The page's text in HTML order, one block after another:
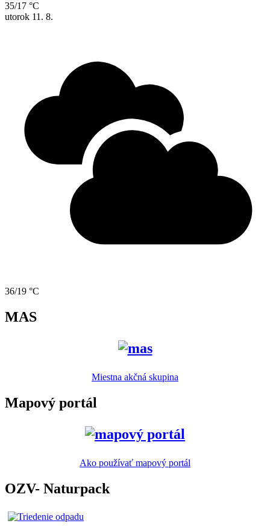
35/17 °C
utorok 11. 8.
36/19 °C
MAS
Miestna akčná skupina
Mapový portál
Ako používať mapový portál
OZV- Naturpack